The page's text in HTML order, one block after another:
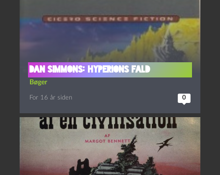
Dan Simmons: Hyperions fald
Bøger
For 16 år siden 0